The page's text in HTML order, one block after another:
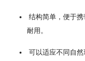
结构简单，便于
耐用。
可以适应不同自